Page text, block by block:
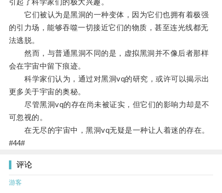
引起了科学家们的极大兴趣。
它们被认为是黑洞的一种变体，因为它们也拥有着极强
的引力场，能够吞噬一切接近它们的物质，甚至连光线都无
法逃脱。
然而，与普通黑洞不同的是，虚拟黑洞并不像后者那样
会在宇宙中留下痕迹。
科学家们认为，通过对黑洞vq的研究，或许可以揭示出
更多关于宇宙的奥秘。
尽管黑洞vq的存在尚未被证实，但它们的影响力却是不
可忽视的。
在无尽的宇宙中，黑洞vq无疑是一种让人着迷的存在。
#44#
评论
游客